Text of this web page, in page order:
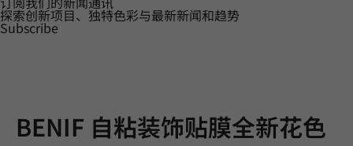
探索创新项目、独特色彩与最新新闻和趋势
Subscribe
BENIF 自粘装饰贴膜全新花色